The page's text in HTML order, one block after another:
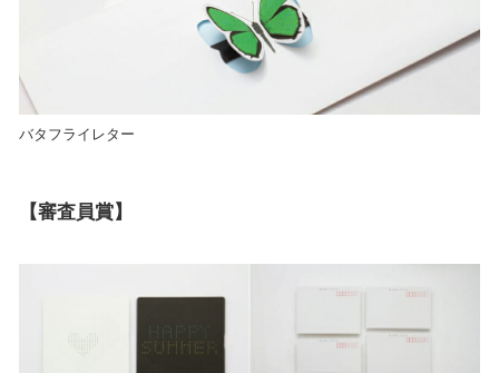
バタフライレター
【審査員賞】